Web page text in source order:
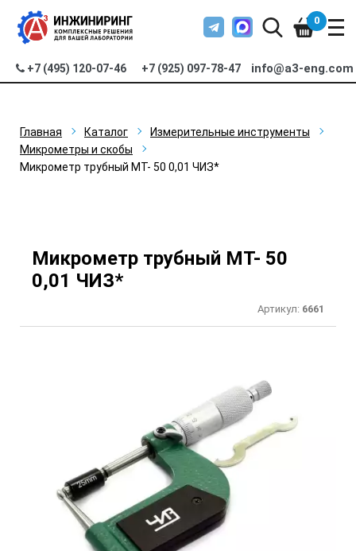
+7 (495) 120-07-46 +7 (925) 097-78-47 info@a3-eng.com
0
Главная Каталог
Измерительные инструменты
Микрометры и скобы
Микрометр трубный МТ- 50 0,01 ЧИЗ*
Микрометр трубный МТ- 50
0,01 ЧИЗ*
Артикул: 6661